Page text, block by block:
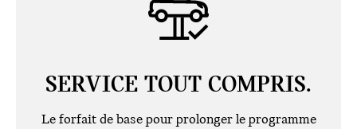
SERVICE TOUT COMPRIS.
Le forfait de base pour prolonger le programme